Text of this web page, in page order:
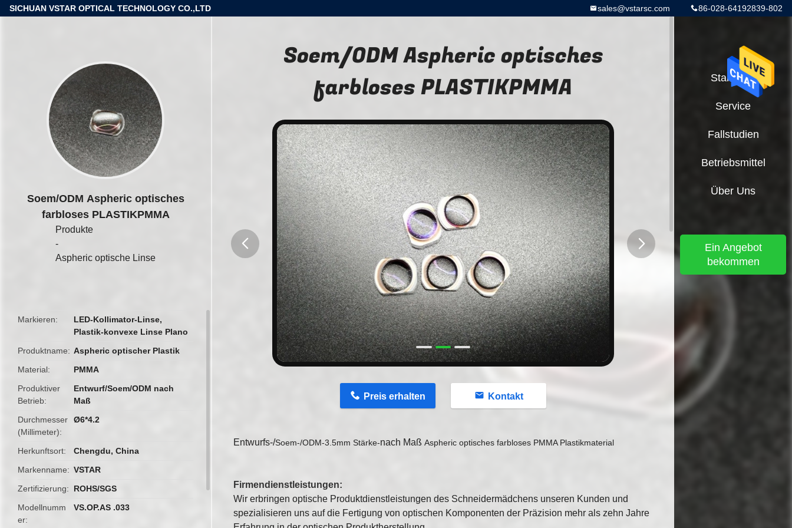
SICHUAN VSTAR OPTICAL TECHNOLOGY CO.,LTD 86-028-64192839-802
sales@vstarsc.com
Soem/ODM Aspheric optisches
farbloses PLASTIKPMMA
Produkte
-
Aspheric optische Linse
Markieren LED-Kollimator-Linse,
Plastik-konvexe Linse Plano
Produktname
Aspheric optischer Plastik
Material
PMMA
Produktiver
Betrieb
Entwurf/Soem/ODM nach
Maß
Durchmesser
(Millimeter)
Ø6*4.2
Herkunftsort
Chengdu, China
Markenname
VSTAR
Zertifizierung
ROHS/SGS
Modellnumm
er
VS.OP.AS .033
Soem/ODM Aspheric optisches
farbloses PLASTIKPMMA
Preis erhalten Kontakt
Entwurfs-/Soem-/ODM-3.5mm Stärke-nach Maß Aspheric optisches farbloses PMMA Plastikmaterial
Firmendienstleistungen:
Wir erbringen optische Produktdienstleistungen des Schneidermädchens unseren Kunden und
spezialisieren uns auf die Fertigung von optischen Komponenten der Präzision mehr als zehn Jahre
Startseite
Service
Fallstudien
Betriebsmittel
Über Uns
Ein Angebot
bekommen